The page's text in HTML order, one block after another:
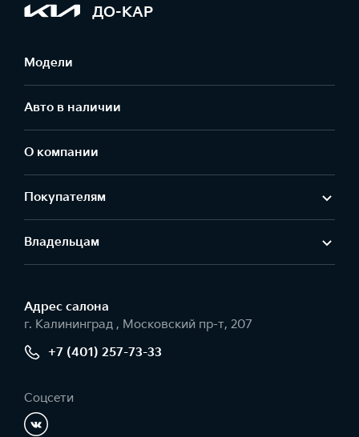
ДО-КАР
Модели
Авто в наличии
О компании
Покупателям
Владельцам
Адрес салонa
г. Калининград , Московский пр-т, 207
+7 (401) 257-73-33
Соцсети